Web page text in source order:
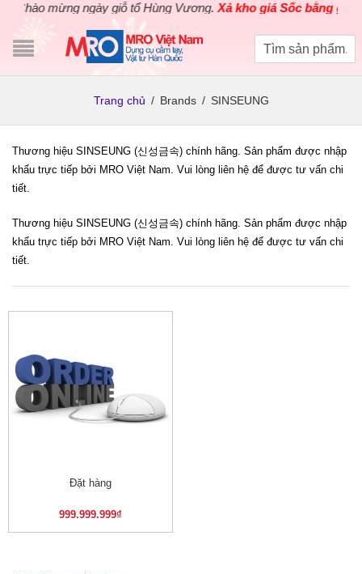
Chào mừng ngày giỗ tổ Hùng Vương.Xả kho giá Sốc bằng giá
Trang chủ / Brands / SINSEUNG
Thương hiệu SINSEUNG (신성금속) chính hãng. Sản phẩm được nhập
khẩu trực tiếp bởi MRO Việt Nam. Vui lòng liên hệ để được tư vấn chi
tiết.
Thương hiệu SINSEUNG (신성금속) chính hãng. Sản phẩm được nhập
khẩu trực tiếp bởi MRO Việt Nam. Vui lòng liên hệ để được tư vấn chi
tiết.
Đặt hàng
999.999.999₫